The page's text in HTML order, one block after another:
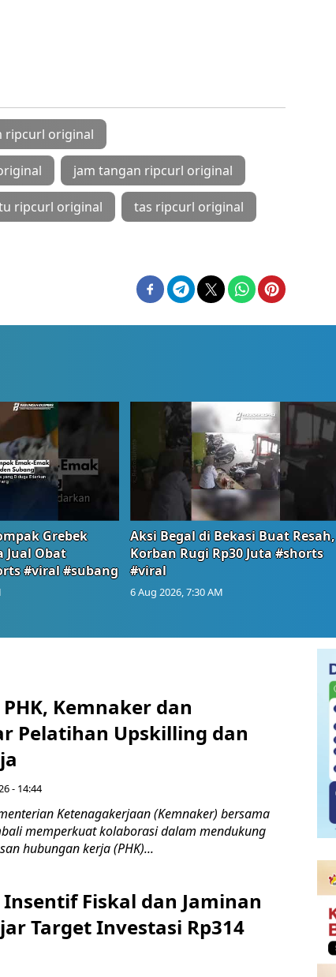
ripcurl original
jam tangan ripcurl original
ripcurl original tas ripcurl original
Grebek
Jual Obat
#viral #subang
Aksi Begal di Bekasi Buat Resah,
Korban Rugi Rp30 Juta #shorts
#viral
6 Aug 2026, 7:30 AM
Kemnaker dan
Pelatihan Upskilling dan
- 14:44
Ketenagakerjaan (Kemnaker) bersama
memperkuat kolaborasi dalam mendukung
hubungan kerja (PHK)...
Fiskal dan Jaminan
Target Investasi Rp314